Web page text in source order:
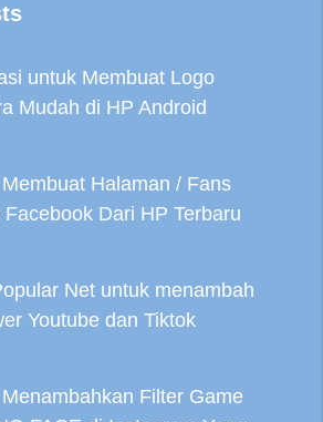
untuk Membuat Logo
Mudah di HP Android
Halaman / Fans
Facebook Dari HP Terbaru
Net untuk menambah
Youtube dan Tiktok
Filter Game